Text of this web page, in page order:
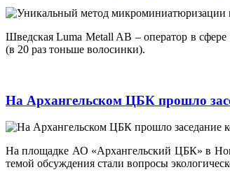
Шведская Luma Metall AB – оператор в
(в 20 раз тоньше волосинки).
На Архангельском ЦБК прошло
На площадке АО «Архангельский ЦБК» в
темой обсуждения стали вопросы